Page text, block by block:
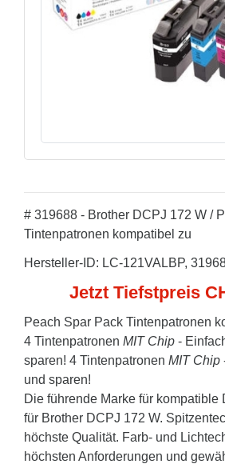
# 319688 - Brother DCPJ 172 W /
Tintenpatronen kompatibel zu
Hersteller-ID: LC-121VALBP,
Jetzt Tiefstpreis
Peach Spar Pack Tintenpatronen
4 Tintenpatronen MIT Chip -
sparen! 4 Tintenpatronen MIT Chip
und sparen!
Die führende Marke für kompatible
für Brother DCPJ 172 W.
höchste Qualität. Farb- und
höchsten Anforderungen und